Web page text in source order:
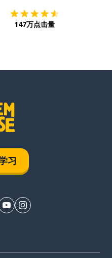
147万点击量
习